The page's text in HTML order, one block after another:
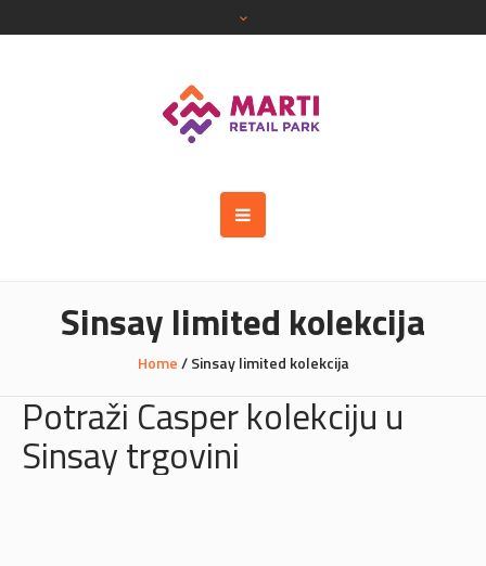
Sinsay limited kolekcija
Home/Sinsay limited kolekcija
Potraži Casper kolekciju u
Sinsay trgovini